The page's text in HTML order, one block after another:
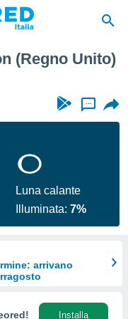
(Regno Unito)
...
Luna calante
Illuminata:7%
arrivano
Installa